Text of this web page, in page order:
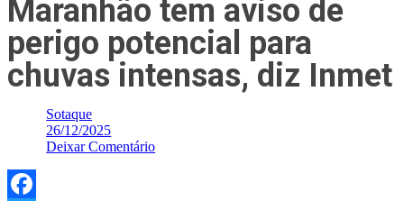
Maranhão tem aviso de
perigo potencial para
chuvas intensas, diz Inmet
Sotaque
26/12/2025
Deixar Comentário